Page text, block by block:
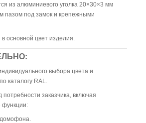
из алюминиевого уголка 20×30×3 мм
пазом под замок и крепежными
основной цвет изделия.
выбора цвета и
каталогу RAL.
заказчика, включая
функции:
домофона.